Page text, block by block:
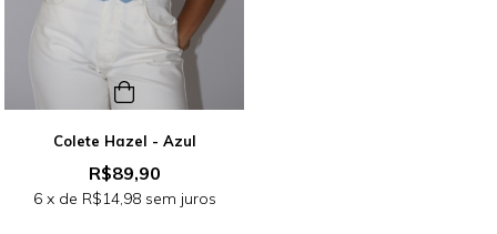
Colete Hazel - Azul
R$89,90
6x de R$14,98sem juros